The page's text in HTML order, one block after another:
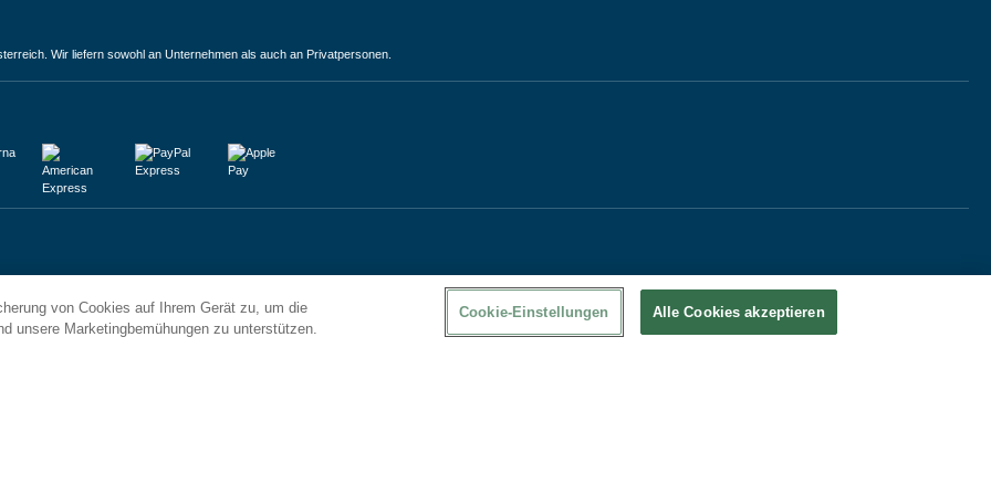
Wir liefern sowohl an Unternehmen als auch an Privatpersonen.
von Cookies auf Ihrem Gerät zu, um die
unsere Marketingbemühungen zu unterstützen.
Cookie-Einstellungen Alle Cookies akzeptieren